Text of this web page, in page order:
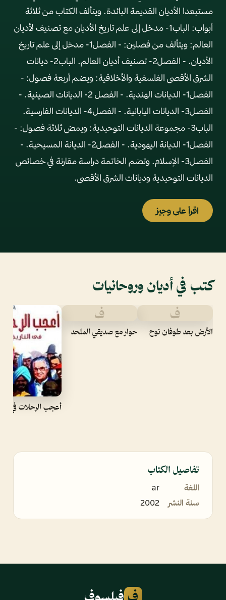
مستبعدا الأديان القديمة البائدة. ويتألف الكتاب من ثلاثة
أبواب: الباب1- مدخل إلى علم تاريخ الأديان مع تصنيف لأديان
العالم: ويتألف من فصلين: - الفصل1- مدخل إلى علم تاريخ
الأديان. - الفصل2- تصنيف أديان العالم. الباب2- ديانات
الشرق الأقصى الفلسفية والأخلاقية: ويضم أربعة فصول: -
الفصل1- الديانات الهندية. - الفصل 2- الديانات الصينية. -
الفصل3- الديانات اليابانية. - الفصل4- الديانات الفارسية.
الباب3- مجموعة الديانات التوحيدية: ويمض ثلاثة فصول: -
الفصل1- الديانة اليهودية. - الفصل2- الديانة المسيحية. -
الفصل3- الإسلام. وتضم الخاتمة دراسة مقارنة في خصائص
الديانات التوحيدية وديانات الشرق الأقصى.
اقرأ على وجيز
كتب في أديان وروحانيات
ف
الأرض بعد طوفان نوح
ف
حوار مع صديقي الملحد
أعجب الرحلات في
تفاصيل الكتاب
اللغة
ar
سنة النشر
2002
ف فيلسوف